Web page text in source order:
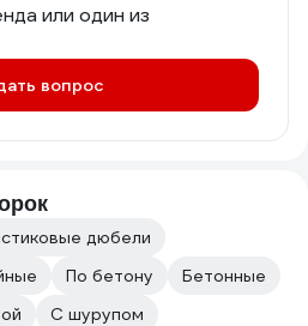
или один из
вопрос
дюбели
По бетону
Бетонные
С шурупом